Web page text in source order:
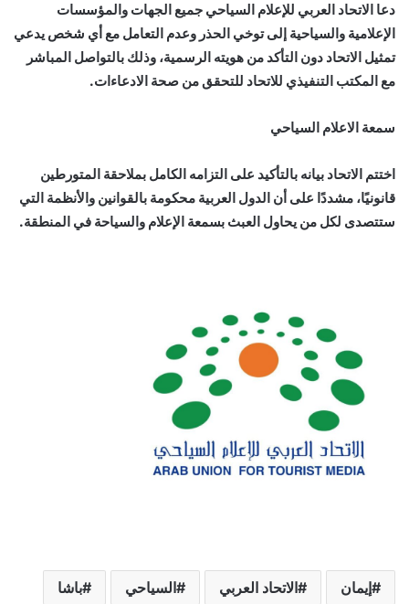
دعا الاتحاد العربي للإعلام السياحي جميع الجهات والمؤسسات
الإعلامية والسياحية إلى توخي الحذر وعدم التعامل مع أي شخص يدعي
تمثيل الاتحاد دون التأكد من هويته الرسمية، وذلك بالتواصل المباشر
مع المكتب التنفيذي للاتحاد للتحقق من صحة الادعاءات.
سمعة الاعلام السياحي
اختتم الاتحاد بيانه بالتأكيد على التزامه الكامل بملاحقة المتورطين
قانونيًا، مشددًا على أن الدول العربية محكومة بالقوانين والأنظمة التي
ستتصدى لكل من يحاول العبث بسمعة الإعلام والسياحة في المنطقة.
إيمان الاتحاد العربي السياحي باشا